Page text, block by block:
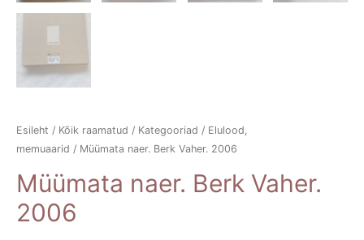
Esileht / Kõik raamatud / Kategooriad / Elulood,
memuaarid / Müümata naer. Berk Vaher. 2006
Müümata naer. Berk Vaher.
2006